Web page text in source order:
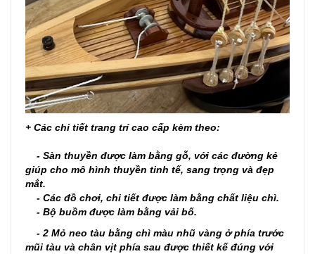
+ Các chi tiết trang trí cao cấp kèm theo:
- Sàn thuyền được làm bằng gỗ, với các đường kẻ
giúp cho mô hình thuyền tinh tế, sang trọng và đẹp
mắt.
- Các đồ chơi, chi tiết được làm bằng chất liệu chì.
- Bộ buồm được làm bằng vải bố.
- 2 Mỏ neo tàu bằng chì màu nhũ vàng ở phía trước
mũi tàu và chân vịt phía sau được thiết kế đúng với